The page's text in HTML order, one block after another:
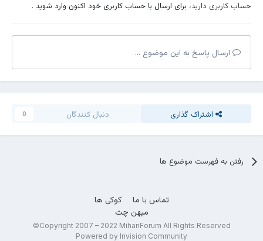
حساب کاربری دارید، برای ارسال با حساب کاربری خود اکنون وارد شوید.
ارسال پاسخ به این موضوع ...
اشتراک گذاری دنبال کنندگان 0
رفتن به فهرست موضوع ها
تماس با ما
کوکی ها
میهن چت
Copyright 2007 – 2022 MihanForum All Rights Reserved©
Powered by Invision Community